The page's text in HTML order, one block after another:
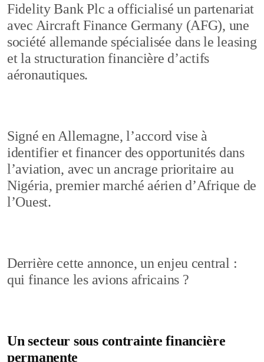
Fidelity Bank Plc a officialisé un partenariat
avec Aircraft Finance Germany (AFG), une
société allemande spécialisée dans le leasing
et la structuration financière d’actifs
aéronautiques.
Signé en Allemagne, l’accord vise à
identifier et financer des opportunités dans
l’aviation, avec un ancrage prioritaire au
Nigéria, premier marché aérien d’Afrique de
l’Ouest.
Derrière cette annonce, un enjeu central :
qui finance les avions africains ?
Un secteur sous contrainte financière
permanente